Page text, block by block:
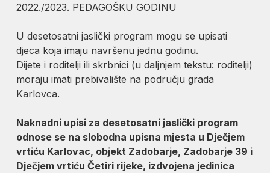
2022./2023. PEDAGOŠKU GODINU
U desetosatni jaslički program mogu se upisati
djeca koja imaju navršenu jednu godinu.
Dijete i roditelji ili skrbnici (u daljnjem tekstu: roditelji)
moraju imati prebivalište na području grada
Karlovca.
Naknadni upisi za desetosatni jaslički program
odnose se na slobodna upisna mjesta u Dječjem
vrtiću Karlovac, objekt Zadobarje, Zadobarje 39 i
Dječjem vrtiću Četiri rijeke, izdvojena jedinica